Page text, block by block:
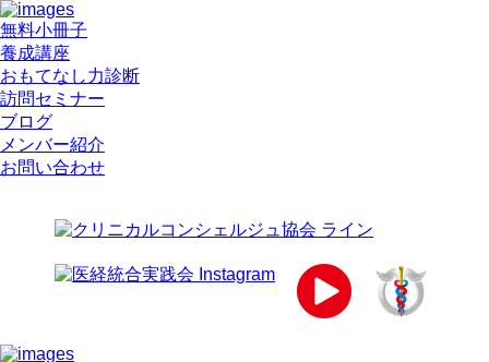
無料小冊子
養成講座
おもてなし力診断
訪問セミナー
ブログ
メンバー紹介
お問い合わせ